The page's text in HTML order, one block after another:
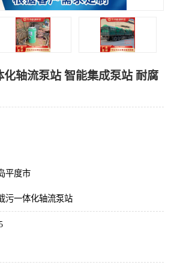
化轴流泵站 智能集成泵站 耐腐
平度市
污一体化轴流泵站
浅层砂过滤装置
柔性截污